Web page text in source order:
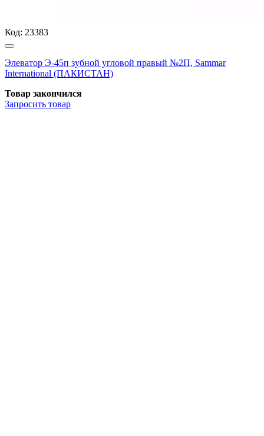
Код: 23383
Элеватор Э-45п зубной угловой правый №2П, Sammar
International (ПАКИСТАН)
Товар закончился
Запросить товар